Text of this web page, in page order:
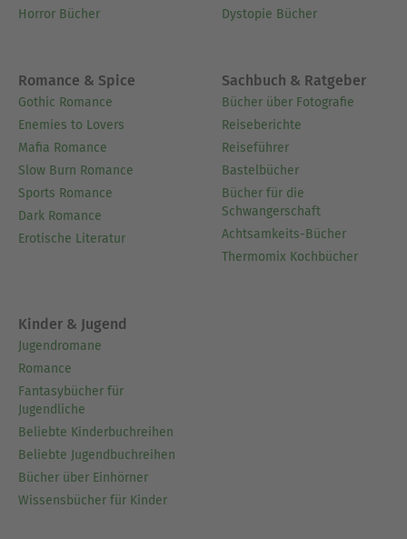
Horror Bücher
Dystopie Bücher
Romance & Spice
Gothic Romance
Enemies to Lovers
Mafia Romance
Slow Burn Romance
Sports Romance
Dark Romance
Erotische Literatur
Sachbuch & Ratgeber
Bücher über Fotografie
Reiseberichte
Reiseführer
Bastelbücher
Bücher für die
Schwangerschaft
Achtsamkeits-Bücher
Thermomix Kochbücher
Kinder & Jugend
Jugendromane
Romance
Fantasybücher für
Jugendliche
Beliebte Kinderbuchreihen
Beliebte Jugendbuchreihen
Bücher über Einhörner
Wissensbücher für Kinder